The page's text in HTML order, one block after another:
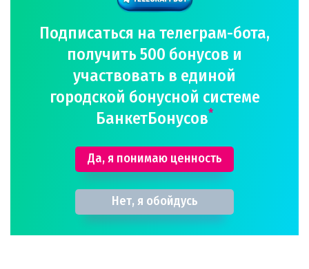
Подписаться на телеграм-бота,
получить 500 бонусов и
участвовать в единой
городской бонусной системе
БанкетБонусов*
Да, я понимаю ценность
Нет, я обойдусь